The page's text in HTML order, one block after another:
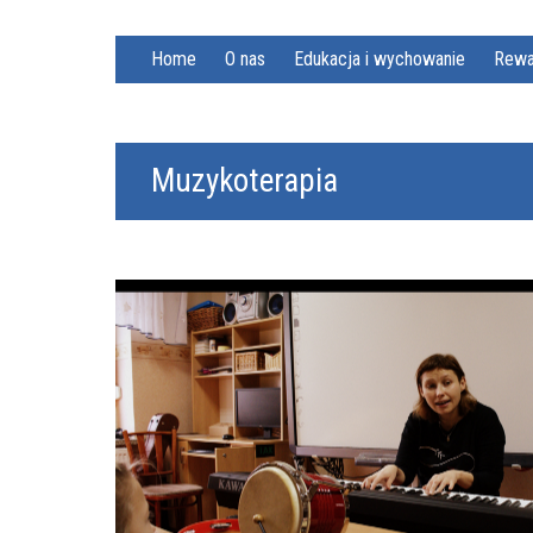
Home O nas Edukacja i wychowanie
Muzykoterapia